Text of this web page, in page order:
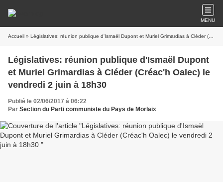
MENU
Accueil » Législatives: réunion publique d'Ismaël Dupont et Muriel Grimardias à Cléder (Créac'h Oalec) le vendredi 2 juin à 18h30
Législatives: réunion publique d'Ismaël Dupont
et Muriel Grimardias à Cléder (Créac'h Oalec) le
vendredi 2 juin à 18h30
Publié le 02/06/2017 à 06:22
Par Section du Parti communiste du Pays de Morlaix